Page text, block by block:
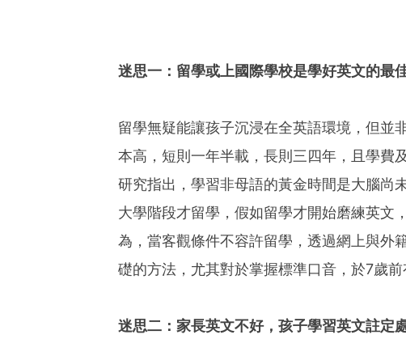
迷思一：留學或上國際學校是學好英文的最
留學無疑能讓孩子沉浸在全英語環境，但並
本高，短則一年半載，長則三四年，且學費
研究指出，學習非母語的黃金時間是大腦尚
大學階段才留學，假如留學才開始磨練英文
為，當客觀條件不容許留學，透過網上與外
礎的方法，尤其對於掌握標準口音，於7歲前
迷思二：家長英文不好，孩子學習英文註定